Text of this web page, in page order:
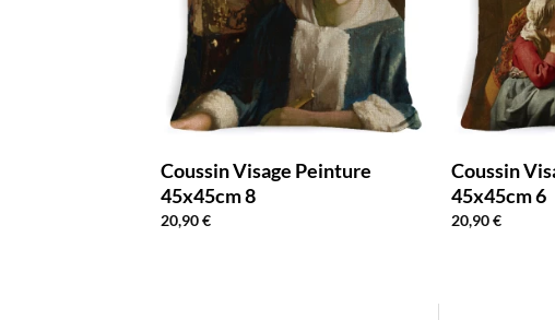
Coussin Visage Peinture
45x45cm 8
20,90€
Coussin
45x45cm 6
20,90€